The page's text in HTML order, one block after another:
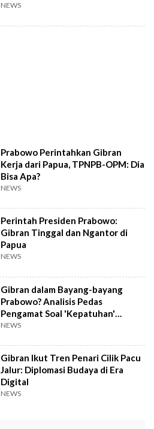
NEWS
Prabowo Perintahkan Gibran
Kerja dari Papua, TPNPB-OPM: Dia
Bisa Apa?
NEWS
Perintah Presiden Prabowo:
Gibran Tinggal dan Ngantor di
Papua
NEWS
Gibran dalam Bayang-bayang
Prabowo? Analisis Pedas
Pengamat Soal 'Kepatuhan'
Wapres
NEWS
Gibran Ikut Tren Penari Cilik Pacu
Jalur: Diplomasi Budaya di Era
Digital
NEWS